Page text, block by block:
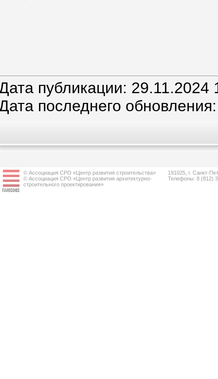
публикации: 29.11.2024
последнего
© Ассоциация СРО «Центр развития строительства»
© Ассоциация СРО «Центр развития архитектурно-
строительного проектирования»
191025, г. Санкт-
Телефоны: 8 (812)